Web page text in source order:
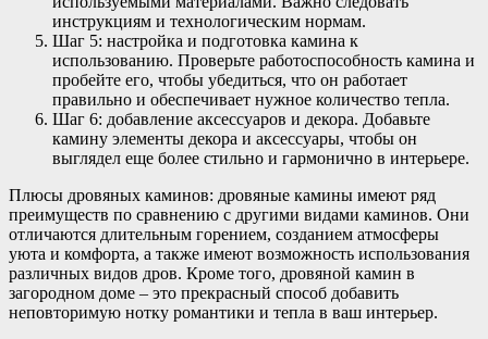
инструкциям и технологическим нормам.
Шаг 5: настройка и подготовка камина к
использованию. Проверьте работоспособность камина и
пробейте его, чтобы убедиться, что он работает
правильно и обеспечивает нужное количество тепла.
Шаг 6: добавление аксессуаров и декора. Добавьте
камину элементы декора и аксессуары, чтобы он
выглядел еще более стильно и гармонично в интерьере.
Плюсы дровяных каминов: дровяные камины имеют ряд
преимуществ по сравнению с другими видами каминов. Они
отличаются длительным горением, созданием атмосферы
уюта и комфорта, а также имеют возможность использования
различных видов дров. Кроме того, дровяной камин в
загородном доме – это прекрасный способ добавить
неповторимую нотку романтики и тепла в ваш интерьер.